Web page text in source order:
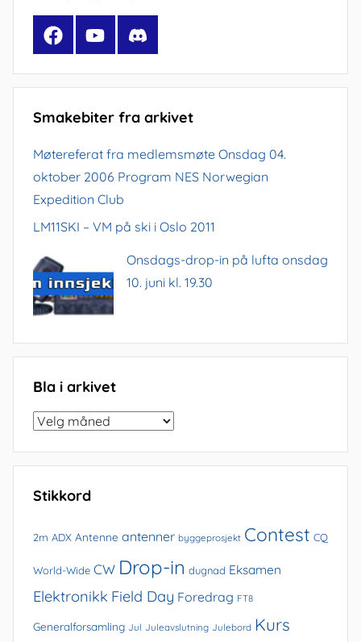
FacebookYouTubeDiscord
Smakebiter fra arkivet
Møtereferat fra medlemsmøte Onsdag 04.
oktober 2006 Program NES Norwegian
Expedition Club
LM11SKI – VM på ski i Oslo 2011
Onsdags-drop-in på lufta onsdag
10. juni kl. 19.30
Bla i arkivet
Bla
arkivet
Stikkord
2m ADX Antenne antenner byggeprosjekt Contest CQ
World-Wide CW Drop-in dugnad Eksamen
Elektronikk Field Day Foredrag FT8
Generalforsamling Jul Juleavslutning Julebord Kurs